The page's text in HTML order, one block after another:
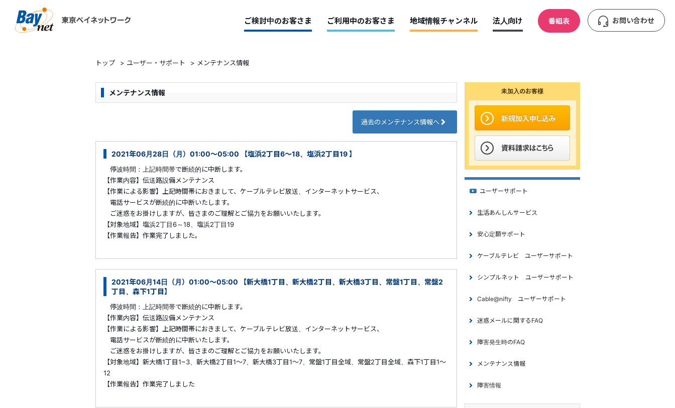
ご検討中のお客さま ご利用中のお客さま 地域情報チャンネル 法人向け 番組表 お問い合わせ
トップ > ユーザー・サポート > メンテナンス情報
メンテナンス情報
過去のメンテナンス情報へ
2021年06月28日（月）01:00～05:00 【塩浜2丁目6～18、塩浜2丁目19 】
停波時間：上記時間帯で断続的に中断します。
【作業内容】伝送路設備メンテナンス
【作業による影響】上記時間帯におきまして、ケーブルテレビ放送、インターネットサービス、
電話サービスが断続的に中断いたします。
ご迷惑をお掛けしますが、皆さまのご理解とご協力をお願いいたします。
【対象地域】塩浜2丁目6～18、塩浜2丁目19
【作業報告】作業完了しました。
2021年06月14日（月）01:00～05:00 【新大橋1丁目、新大橋2丁目、新大橋3丁目、常盤1丁目、常盤2
丁目、森下1丁目】
停波時間：上記時間帯で断続的に中断します。
【作業内容】伝送路設備メンテナンス
【作業による影響】上記時間帯におきまして、ケーブルテレビ放送、インターネットサービス、
電話サービスが断続的に中断いたします。
ご迷惑をお掛けしますが、皆さまのご理解とご協力をお願いいたします。
【対象地域】新大橋1丁目1~3、新大橋2丁目1～7、新大橋3丁目1～7、常盤1丁目全域、常盤2丁目全域、森下1丁目1～
12
【作業報告】作業完了しました
未加入のお客様
ユーザーサポート
生活あんしんサービス
安心定額サポート
ケーブルテレビ ユーザーサポート
シンプルネット ユーザーサポート
Cable@nifty ユーザーサポート
迷惑メールに関するFAQ
障害発生時のFAQ
メンテナンス情報
障害情報